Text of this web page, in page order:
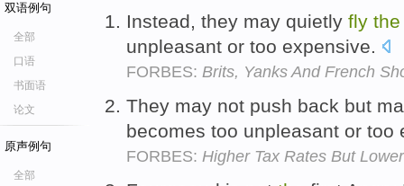
双语例句
全部
口语
书面语
论文
原声例句
全部
Instead, they may quietly fly the
unpleasant or too expensive.
FORBES: Brits, Yanks And French
They may not push back but
becomes too unpleasant or
FORBES: Higher Tax Rates But